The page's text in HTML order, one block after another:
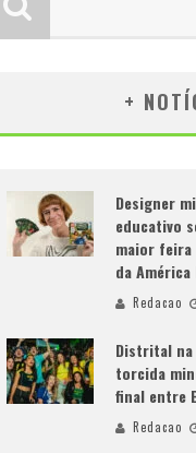
+
Designer
educativo
maior
da
Redacao
Distrital na
torcida
final entre
Redacao